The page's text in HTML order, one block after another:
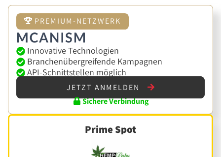
PREMIUM-NETZWERK
Innovative Technologien
Branchenübergreifende Kampagnen
API-Schnittstellen möglich
JETZT ANMELDEN
Sichere Verbindung
Prime Spot